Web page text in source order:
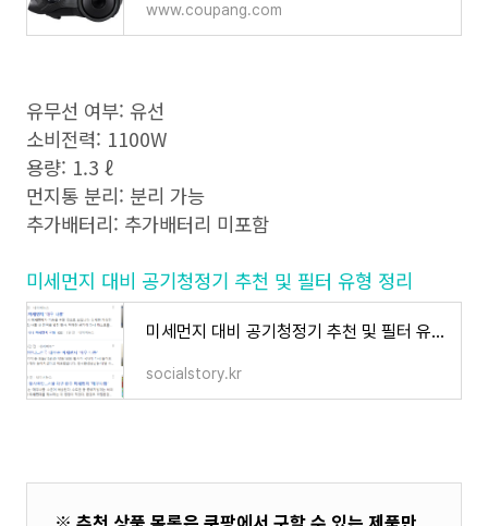
www.coupang.com
유무선 여부: 유선
소비전력: 1100W
용량: 1.3 ℓ
먼지통 분리: 분리 가능
추가배터리: 추가배터리 미포함
미세먼지 대비 공기청정기 추천 및 필터 유형 정리
미세먼지 대비 공기청정기 추천 및 필터 유형 정리
socialstory.kr